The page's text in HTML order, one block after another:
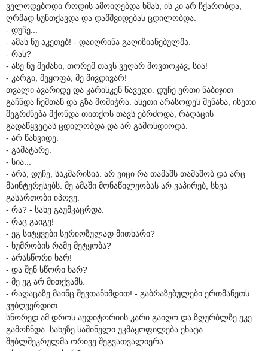
ველოდებოდი როდის ამოიღებდა ხმას, ის კი არ ჩქარობდა,
ღრმად სუნთქავდა და დამშვიდებას ცდილობდა.
- დუჩე...
- ამას ნუ აკეთებ! - დაიღრინა გაღიზიანებულმა.
- რას?
- ასე ნუ მეძახი, თორემ თავს ვეღარ მოვთოკავ, სია!
- კარგი, მეყოფა, მე მივდივარ!
თვალი ავარიდე და კარისკენ წავედი. დუჩე ერთი ნაბიჯით
გაჩნდა ჩემთან და გზა მომიჭრა. ასეთი არასოდეს მენახა, ისეთი
შეგრძნება მქონდა თითქოს თავს ებრძოდა, რაღაცის
გადაწყვეტას ცდილობდა და არ გამოსდიოდა.
- არ წახვიდე.
- გამატარე.
- სია...
- არა, დუჩე, საკმარისია. არ ვიცი რა თამაშს თამაშობ და არც
მაინტერესებს. მე ამაში მონაწილეობას არ ვაპირებ, სხვა
გასართობი იპოვე.
- რა? - სახე გაუმკაცრდა.
- რაც გაიგე!
- ეგ სიტყვები სერიოზულად მითხარი?
- ხუმრობის რამე მეტყობა?
- არასწორი ხარ!
- და შენ სწორი ხარ?
- მე ეგ არ მითქვამს.
- რაღაცაზე მაინც შევთანხმდით! - გაბრაზებულები ერთმანეთს
ვუბღვერდით.
სწორედ ამ დროს აუდიტორიის კარი გაიღო და ზღურბლზე ეკე
გამოჩნდა. სახეზე საშინელი უკმაყოფილება ეხატა.
შუბლშეკრულმა ორივე შეგვათვალიერა.